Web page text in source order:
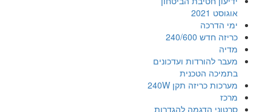
אוגוסט 2021
ימי הדרכה
כריזה חדש 240/600
מדיה
מעבר להורדות ועדכונים
בתמיכה הטכנית
מערכות כריזה תקן 240W
מרכז
סרטוני הדגמה להגדרות